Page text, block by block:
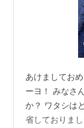
あけましてお
ーヨ！ みなさ
か？ ワタシは
省しておりま